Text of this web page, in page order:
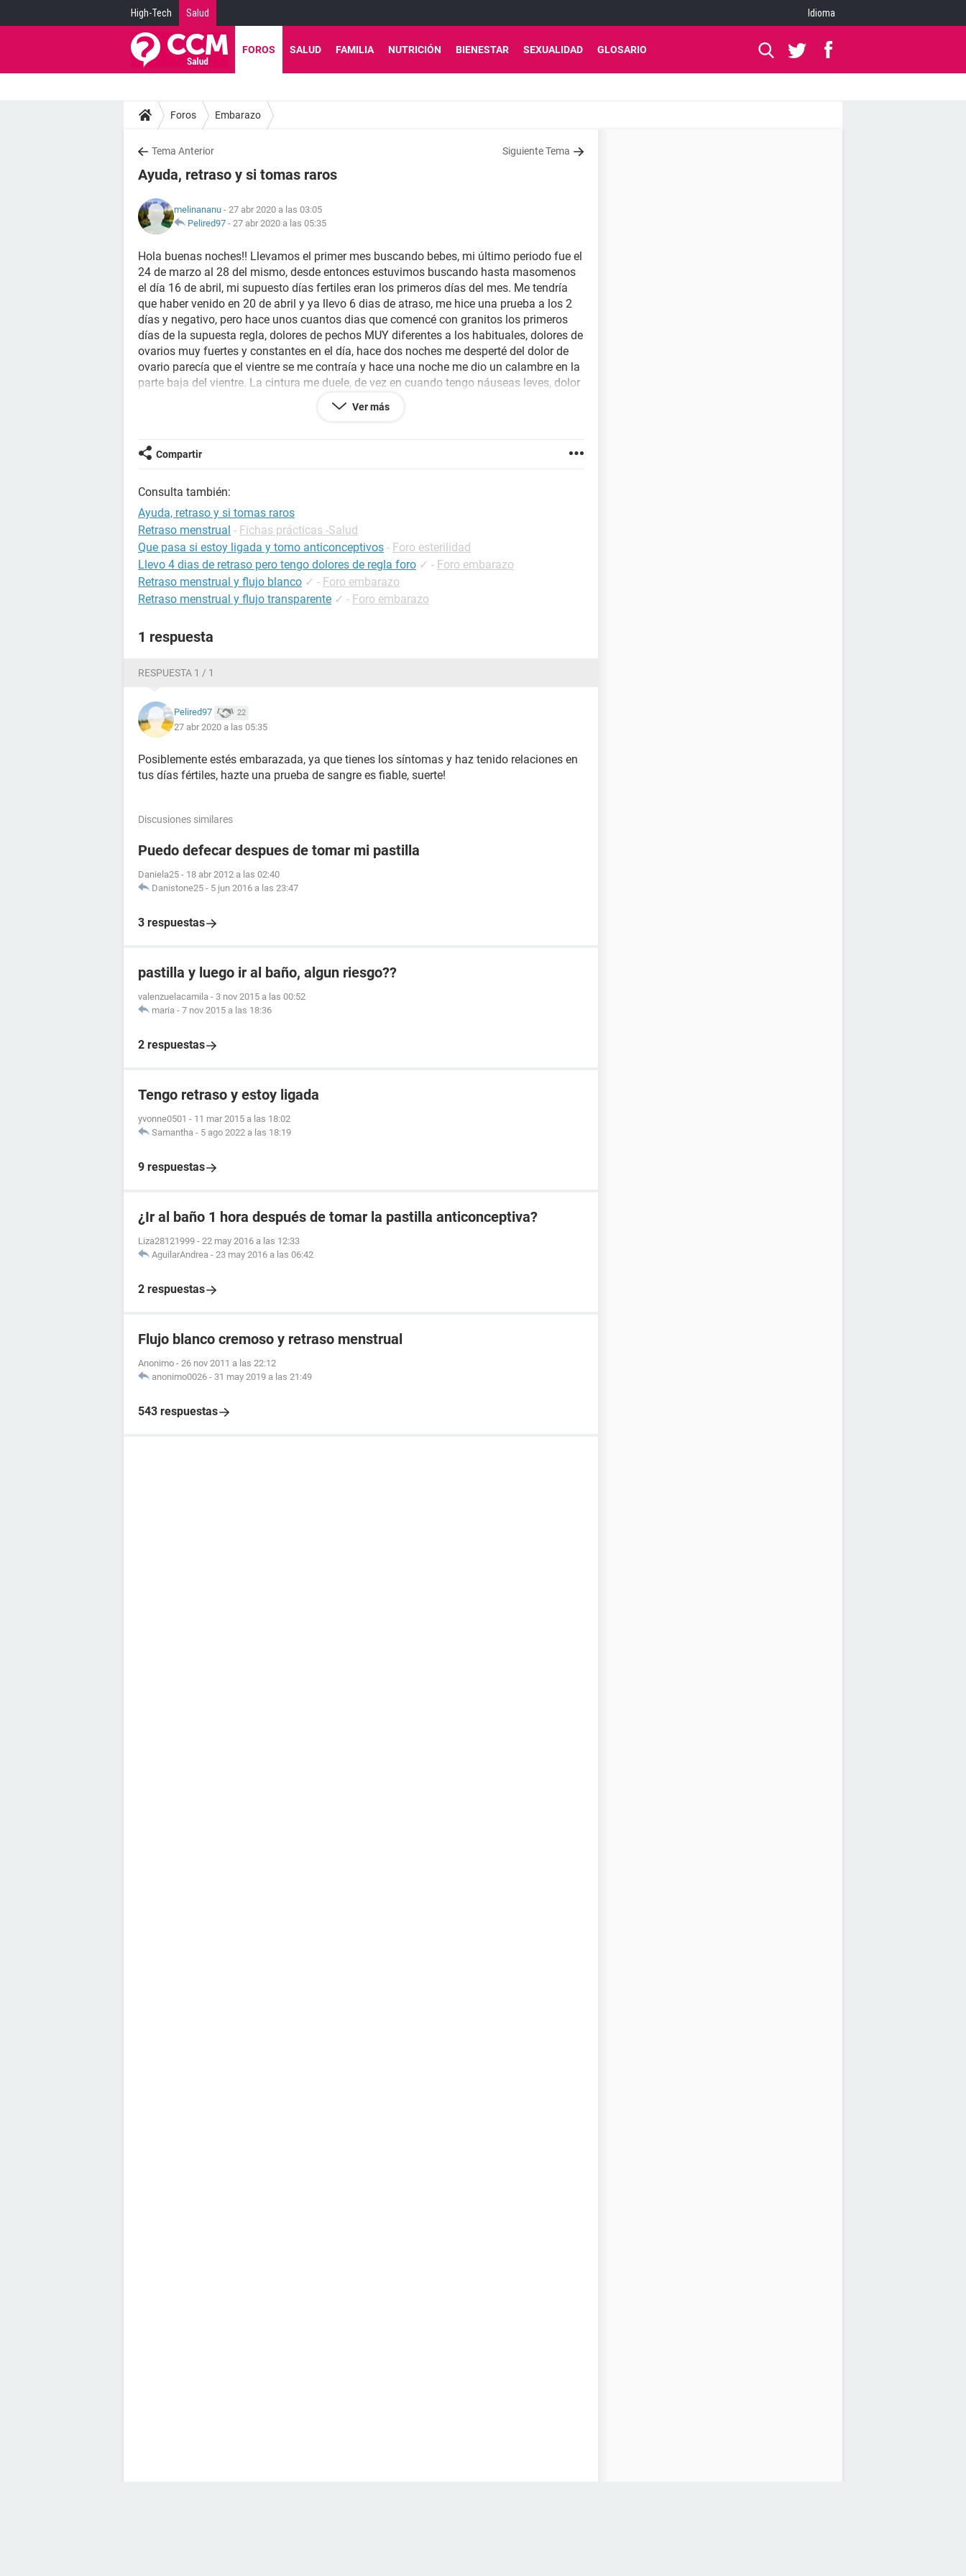
High-Tech Salud Idioma
FOROS SALUD FAMILIA NUTRICIÓN BIENESTAR SEXUALIDAD GLOSARIO
Foros Embarazo
Tema Anterior Siguiente Tema
Ayuda, retraso y si tomas raros
melinananu - 27 abr 2020 a las 03:05
Pelired97 - 27 abr 2020 a las 05:35
Hola buenas noches!! Llevamos el primer mes buscando bebes, mi último periodo fue el
24 de marzo al 28 del mismo, desde entonces estuvimos buscando hasta masomenos
el día 16 de abril, mi supuesto días fertiles eran los primeros días del mes. Me tendría
que haber venido en 20 de abril y ya llevo 6 dias de atraso, me hice una prueba a los 2
días y negativo, pero hace unos cuantos dias que comencé con granitos los primeros
días de la supuesta regla, dolores de pechos MUY diferentes a los habituales, dolores de
ovarios muy fuertes y constantes en el día, hace dos noches me desperté del dolor de
ovario parecía que el vientre se me contraía y hace una noche me dio un calambre en la
parte baja del vientre. La cintura me duele, de vez en cuando tengo náuseas leves, dolor
cantidad normal. Me preocupa que me esté por dar una infección y por eso el retraso! Si
Ver más
Compartir
Consulta también:
Ayuda, retraso y si tomas raros
Retraso menstrual - Fichas prácticas -Salud
Que pasa si estoy ligada y tomo anticonceptivos - Foro esterilidad
Llevo 4 dias de retraso pero tengo dolores de regla foro ✓ - Foro embarazo
Retraso menstrual y flujo blanco ✓ - Foro embarazo
Retraso menstrual y flujo transparente ✓ - Foro embarazo
1 respuesta
RESPUESTA 1 / 1
Pelired97 22
27 abr 2020 a las 05:35
Posiblemente estés embarazada, ya que tienes los síntomas y haz tenido relaciones en
tus días fértiles, hazte una prueba de sangre es fiable, suerte!
Discusiones similares
Puedo defecar despues de tomar mi pastilla
Daniela25 - 18 abr 2012 a las 02:40
Danistone25 - 5 jun 2016 a las 23:47
3 respuestas
pastilla y luego ir al baño, algun riesgo??
valenzuelacamila - 3 nov 2015 a las 00:52
maria - 7 nov 2015 a las 18:36
2 respuestas
Tengo retraso y estoy ligada
yvonne0501 - 11 mar 2015 a las 18:02
Samantha - 5 ago 2022 a las 18:19
9 respuestas
¿Ir al baño 1 hora después de tomar la pastilla anticonceptiva?
Liza28121999 - 22 may 2016 a las 12:33
AguilarAndrea - 23 may 2016 a las 06:42
2 respuestas
Flujo blanco cremoso y retraso menstrual
Anonimo - 26 nov 2011 a las 22:12
anonimo0026 - 31 may 2019 a las 21:49
543 respuestas